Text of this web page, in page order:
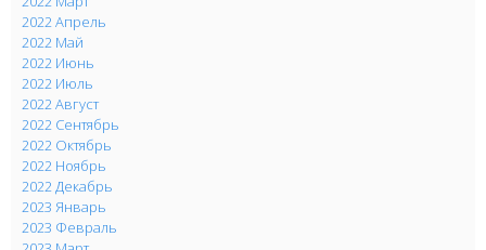
2022 Апрель
2022 Май
2022 Июнь
2022 Июль
2022 Август
2022 Сентябрь
2022 Октябрь
2022 Ноябрь
2022 Декабрь
2023 Январь
2023 Февраль